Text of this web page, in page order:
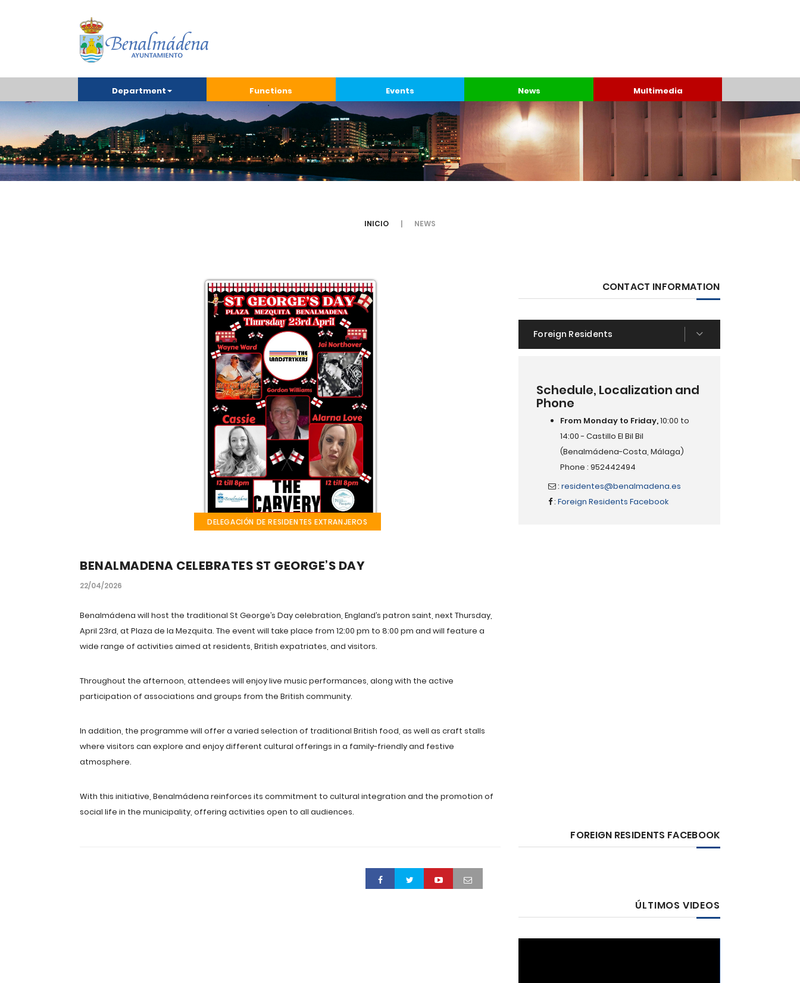
Department Functions Events News Multimedia
INICIO NEWS
DELEGACIÓN DE RESIDENTES EXTRANJEROS
BENALMADENA CELEBRATES ST GEORGE’S DAY
22/04/2026
Benalmádena will host the traditional St George’s Day celebration, England’s patron saint, next Thursday,
April 23rd, at Plaza de la Mezquita. The event will take place from 12:00 pm to 8:00 pm and will feature a
wide range of activities aimed at residents, British expatriates, and visitors.
Throughout the afternoon, attendees will enjoy live music performances, along with the active
participation of associations and groups from the British community.
In addition, the programme will offer a varied selection of traditional British food, as well as craft stalls
where visitors can explore and enjoy different cultural offerings in a family-friendly and festive
atmosphere.
With this initiative, Benalmádena reinforces its commitment to cultural integration and the promotion of
social life in the municipality, offering activities open to all audiences.
CONTACT INFORMATION
Foreign Residents
Schedule, Localization and
Phone
From Monday to Friday,10:00 to
14:00 - Castillo El Bil Bil
(Benalmádena-Costa, Málaga)
Phone : 952442494
:residentes@benalmadena.es
:Foreign Residents Facebook
FOREIGN RESIDENTS FACEBOOK
ÚLTIMOS VIDEOS